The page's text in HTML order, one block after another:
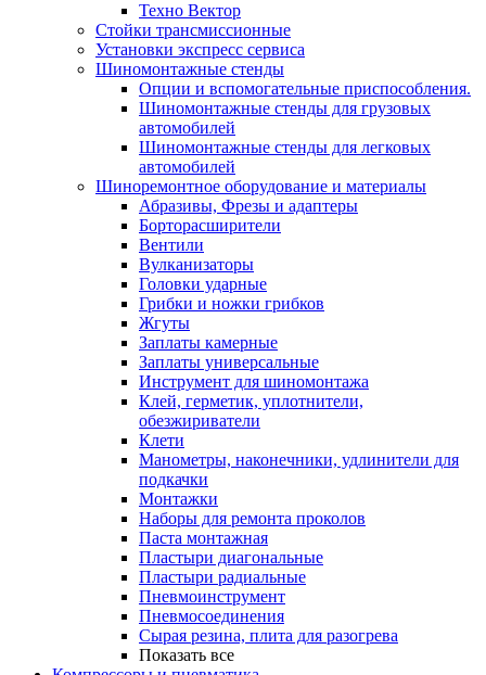
Техно Вектор
Стойки трансмиссионные
Установки экспресс сервиса
Шиномонтажные стенды
Опции и вспомогательные приспособления.
Шиномонтажные стенды для грузовых
автомобилей
Шиномонтажные стенды для легковых
автомобилей
Шиноремонтное оборудование и материалы
Абразивы, Фрезы и адаптеры
Борторасширители
Вентили
Вулканизаторы
Головки ударные
Грибки и ножки грибков
Жгуты
Заплаты камерные
Заплаты универсальные
Инструмент для шиномонтажа
Клей, герметик, уплотнители,
обезжириватели
Клети
Манометры, наконечники, удлинители для
подкачки
Монтажки
Наборы для ремонта проколов
Паста монтажная
Пластыри диагональные
Пластыри радиальные
Пневмоинструмент
Пневмосоединения
Сырая резина, плита для разогрева
Показать все